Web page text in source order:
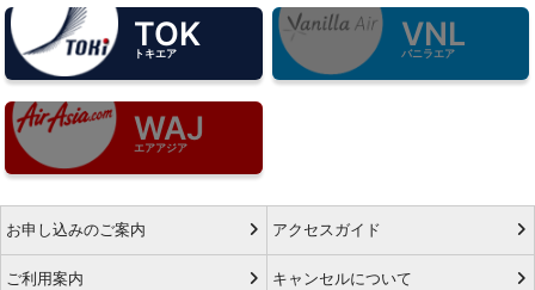
TOK
トキエア
VNL
バニラエア
WAJ
エアアジア
お申し込みのご案内 アクセスガイド
ご利用案内 キャンセルについて